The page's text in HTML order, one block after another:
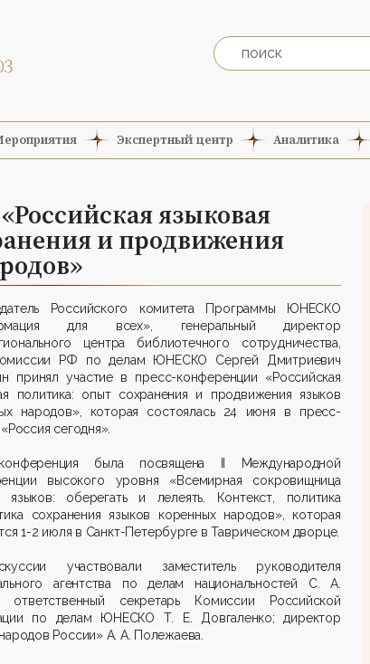
Экспертный центр Аналитика
языковая
и продвижения
Российского комитета Программы ЮНЕСКО
для всех», генеральный директор
центра библиотечного сотрудничества,
РФ по делам ЮНЕСКО Сергей Дмитриевич
принял участие в пресс-конференции «Российская
политика: опыт сохранения и продвижения языков
народов», которая состоялась 24 июня в пресс-
сегодня».
конференция была посвящена II Международной
высокого уровня «Всемирная сокровищница
языков: оберегать и лелеять. Контекст, политика
сохранения языков коренных народов», которая
1-2 июля в Санкт-Петербурге в Таврическом дворце.
участвовали заместитель руководителя
агентства по делам национальностей С. А.
ответственный секретарь Комиссии Российской
по делам ЮНЕСКО Т. Е. Довгаленко; директор
России» А. А. Полежаева.